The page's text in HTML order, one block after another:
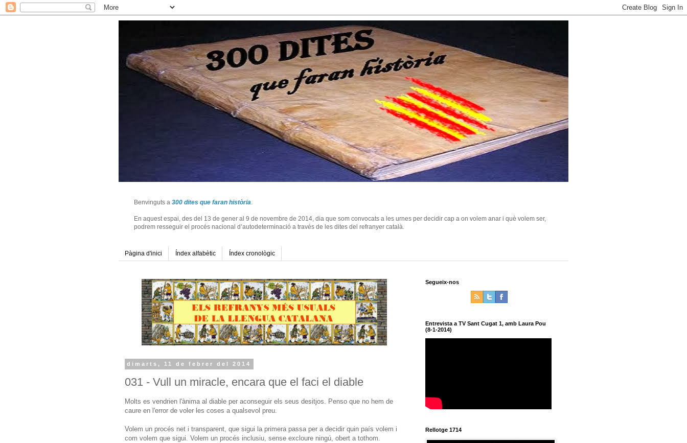
Benvinguts a 300 dites que faran història.
En aquest espai, des del 13 de gener al 9 de novembre de 2014, dia que som convocats a les urnes per decidir cap a on volem anar i què volem ser,
podrem resseguir el procés nacional d’autodeterminació a través de les dites del refranyer català.
Pàgina d'inici Índex alfabètic Índex cronològic
dimarts, 11 de febrer del 2014
031 - Vull un miracle, encara que el faci el diable
Molts es vendrien l'ànima al diable per aconseguir els seus desitjos. Penso que no hem de
caure en l'error de voler les coses a qualsevol preu.
Volem un procés net i transparent, que sigui la primera passa per a decidir quin país volem i
com volem que sigui. Volem un procés inclusiu, sense excloure ningú, obert a tothom.
Segueix-nos
Entrevista a TV Sant Cugat 1, amb Laura Pou
(8-1-2014)
Rellotge 1714